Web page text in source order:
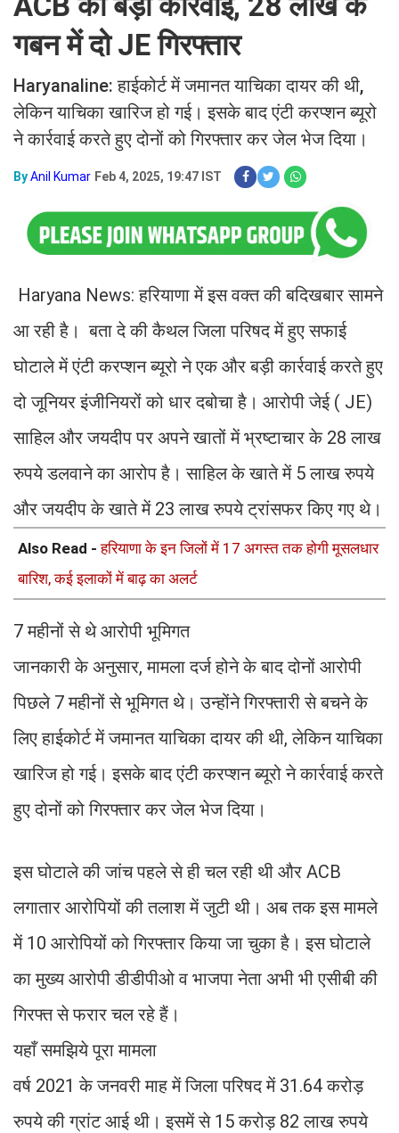
गबन में दो JE गिरफ्तार
Haryanaline: हाईकोर्ट में जमानत याचिका दायर की थी,
लेकिन याचिका खारिज हो गई। इसके बाद एंटी करप्शन ब्यूरो
ने कार्रवाई करते हुए दोनों को गिरफ्तार कर जेल भेज दिया।
ByAnil Kumar Feb 4, 2025, 19:47 IST
Haryana News: हरियाणा में इस वक्त की बदिखबार सामने
आ रही है। बता दे की कैथल जिला परिषद में हुए सफाई
घोटाले में एंटी करप्शन ब्यूरो ने एक और बड़ी कार्रवाई करते हुए
दो जूनियर इंजीनियरों को धार दबोचा है। आरोपी जेई ( JE)
साहिल और जयदीप पर अपने खातों में भ्रष्टाचार के 28 लाख
रुपये डलवाने का आरोप है। साहिल के खाते में 5 लाख रुपये
और जयदीप के खाते में 23 लाख रुपये ट्रांसफर किए गए थे।
Also Read -हरियाणा के इन जिलों में 17 अगस्त तक होगी मूसलधार
बारिश, कई इलाकों में बाढ़ का अलर्ट
7 महीनों से थे आरोपी भूमिगत
जानकारी के अनुसार, मामला दर्ज होने के बाद दोनों आरोपी
पिछले 7 महीनों से भूमिगत थे। उन्होंने गिरफ्तारी से बचने के
लिए हाईकोर्ट में जमानत याचिका दायर की थी, लेकिन याचिका
खारिज हो गई। इसके बाद एंटी करप्शन ब्यूरो ने कार्रवाई करते
हुए दोनों को गिरफ्तार कर जेल भेज दिया।
इस घोटाले की जांच पहले से ही चल रही थी और ACB
लगातार आरोपियों की तलाश में जुटी थी। अब तक इस मामले
में 10 आरोपियों को गिरफ्तार किया जा चुका है। इस घोटाले
का मुख्य आरोपी डीडीपीओ व भाजपा नेता अभी भी एसीबी की
गिरफ्त से फरार चल रहे हैं।
यहाँ समझिये पूरा मामला
वर्ष 2021 के जनवरी माह में जिला परिषद में 31.64 करोड़
रुपये की ग्रांट आई थी। इसमें से 15 करोड़ 82 लाख रुपये